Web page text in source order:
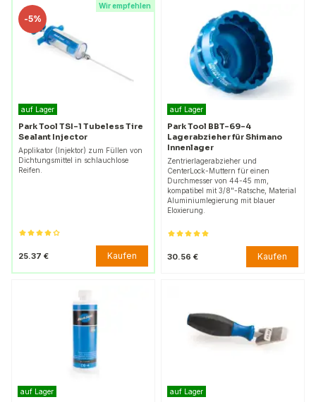
Wir empfehlen
-5%
auf Lager
Park Tool TSI-1 Tubeless Tire
Sealant Injector
Applikator (Injektor) zum Füllen von
Dichtungsmittel in schlauchlose
Reifen.
25.37 € Kaufen
auf Lager
Park Tool BBT-69-4
Lagerabzieher für Shimano
Innenlager
Zentrierlagerabzieher und
CenterLock-Muttern für einen
Durchmesser von 44-45 mm,
kompatibel mit 3/8"-Ratsche, Material
Aluminiumlegierung mit blauer
Eloxierung.
30.56 € Kaufen
auf Lager auf Lager